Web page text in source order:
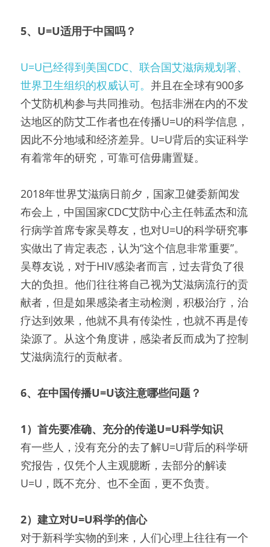
5、U=U适用于中国吗？
U=U已经得到美国CDC、联合国艾滋病规划署、
世界卫生组织的权威认可。 并且在全球有900多
个艾防机构参与共同推动。包括非洲在内的不发
达地区的防艾工作者也在传播U=U的科学信息，
因此不分地域和经济差异。U=U背后的实证科学
有着常年的研究，可靠可信毋庸置疑。
2018年世界艾滋病日前夕，国家卫健委新闻发
布会上，中国国家CDC艾防中心主任韩孟杰和流
行病学首席专家吴尊友，也对U=U的科学研究事
实做出了肯定表态，认为“这个信息非常重要”。
吴尊友说，对于HIV感染者而言，过去背负了很
大的负担。他们往往将自己视为艾滋病流行的贡
献者，但是如果感染者主动检测，积极治疗，治
疗达到效果，他就不具有传染性，也就不再是传
染源了。从这个角度讲，感染者反而成为了控制
艾滋病流行的贡献者。
6、在中国传播U=U该注意哪些问题？
1）首先要准确、充分的传递U=U科学知识
有一些人，没有充分的去了解U=U背后的科学研
究报告，仅凭个人主观臆断，去部分的解读
U=U，既不充分、也不全面，更不负责。
2）建立对U=U科学的信心
对于新科学实物的到来，人们心理上往往有一个